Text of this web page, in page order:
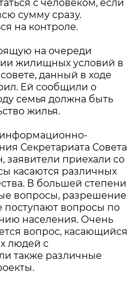
с человеком, если
сумму сразу.
на контроле.
на очереди
жилищных условий в
данный в ходе
Ей сообщили о
семья должна быть
жилья.
информационно-
Секретариата Совета
заявители приехали со
касаются различных
В большей степени
вопросы, разрешение
поступают вопросы по
населения. Очень
вопрос, касающийся
людей с
также различные